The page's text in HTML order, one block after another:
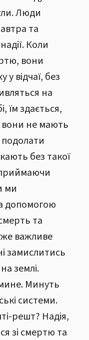
Люди
та
Коли
вони
відчаї, без
на
їм здається,
не мають
подолати
без такої
ми
допомогою
та
важливе
замислитись
землі.
Минуть
системи.
решт? Надія,
зі смертю та